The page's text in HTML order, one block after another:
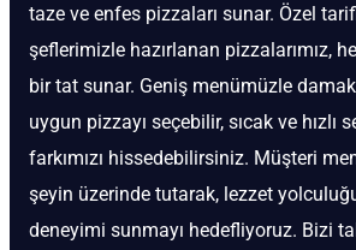
taze ve enfes pizzaları sunar. Özel
şeflerimizle hazırlanan pizzalarımız,
bir tat sunar. Geniş menümüzle damak
uygun pizzayı seçebilir, sıcak ve hızlı
farkımızı hissedebilirsiniz. Müşteri
şeyin üzerinde tutarak, lezzet
deneyimi sunmayı hedefliyoruz. Bizi